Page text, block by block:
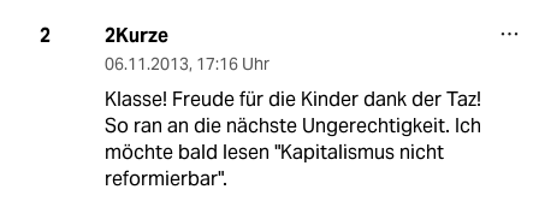
2 2Kurze
06.11.2013, 17:16 Uhr
Klasse! Freude für die Kinder dank der Taz!
So ran an die nächste Ungerechtigkeit. Ich
möchte bald lesen "Kapitalismus nicht
reformierbar".